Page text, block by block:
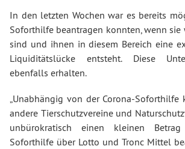
In den letzten Wochen war es bereits
Soforthilfe beantragen konnten, wenn
sind und ihnen in diesem Bereich eine
Liquiditätslücke entsteht. Diese
ebenfalls erhalten.
„Unabhängig von der Corona-Soforthilfe
andere Tierschutzvereine und
unbürokratisch einen kleinen
Soforthilfe über Lotto und Tronc Mittel